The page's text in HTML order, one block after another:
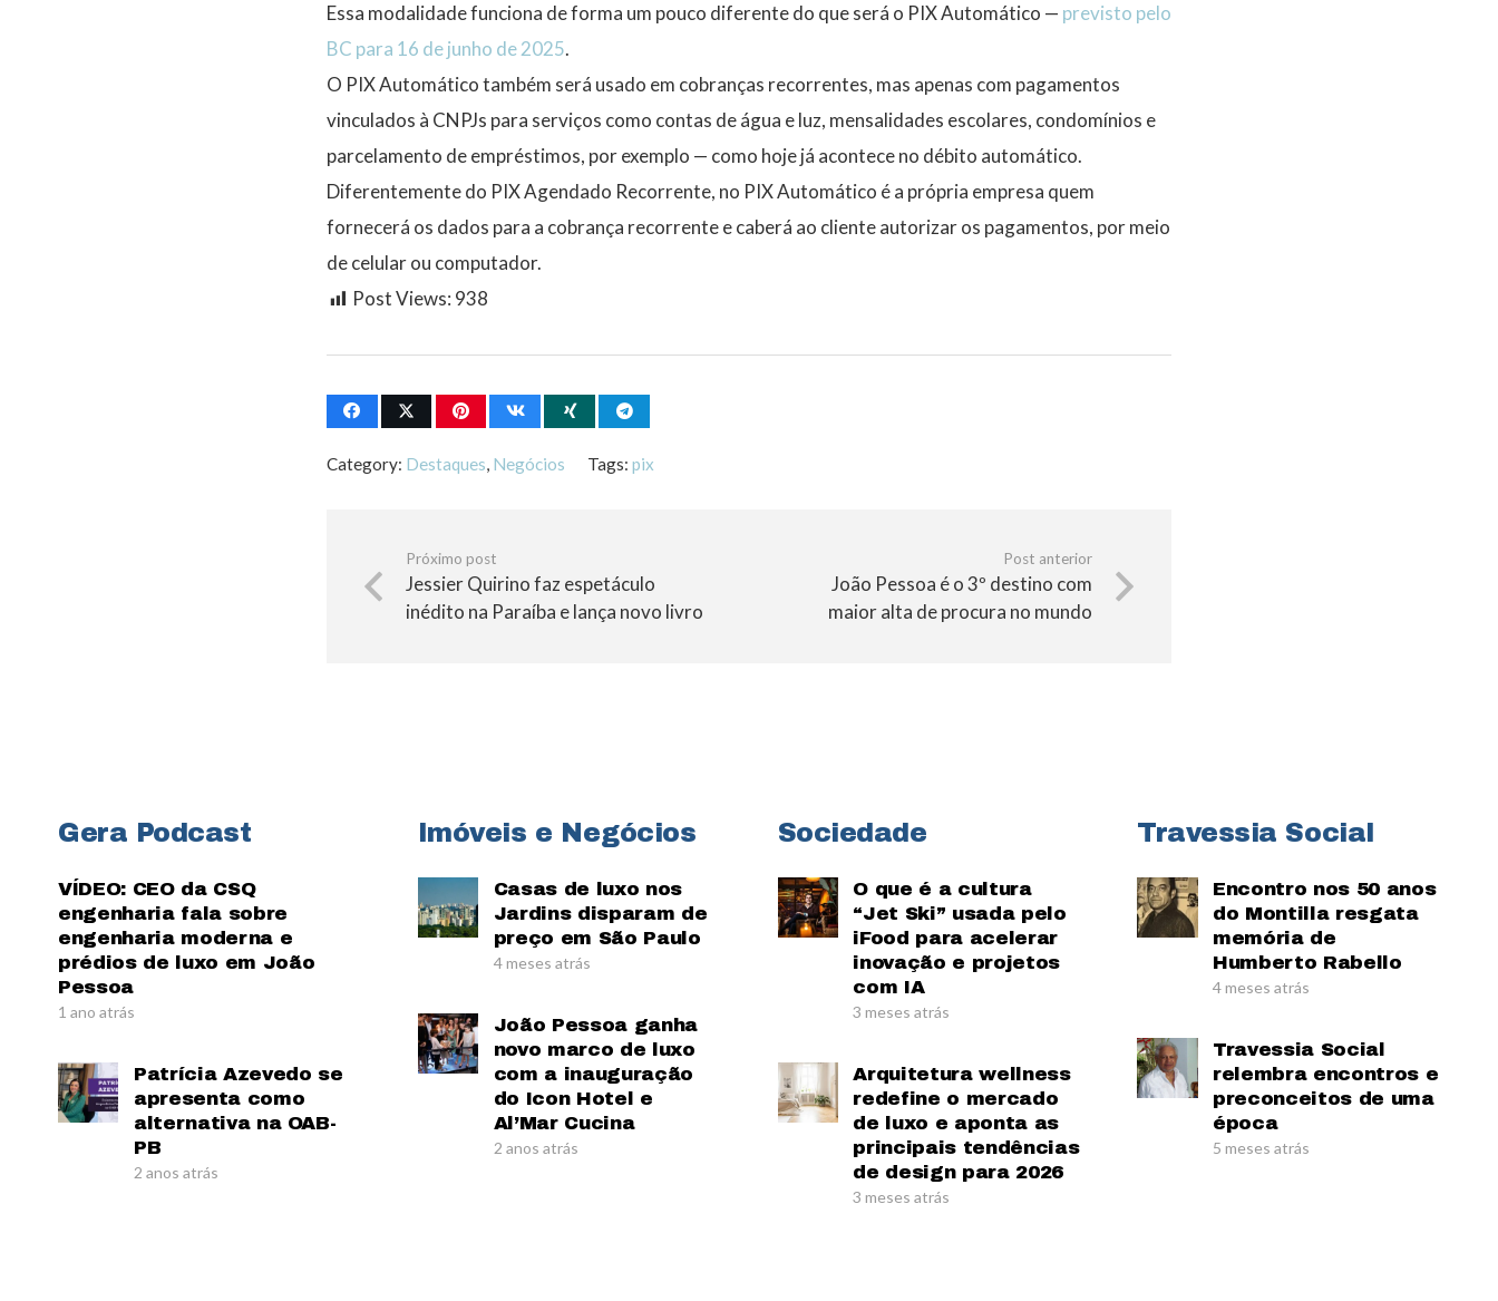
Essa modalidade funciona de forma um pouco diferente do que será o PIX Automático — previsto pelo
BC para 16 de junho de 2025.
O PIX Automático também será usado em cobranças recorrentes, mas apenas com pagamentos
vinculados à CNPJs para serviços como contas de água e luz, mensalidades escolares, condomínios e
parcelamento de empréstimos, por exemplo — como hoje já acontece no débito automático.
Diferentemente do PIX Agendado Recorrente, no PIX Automático é a própria empresa quem
fornecerá os dados para a cobrança recorrente e caberá ao cliente autorizar os pagamentos, por meio
de celular ou computador.
Post Views: 938
Category: Destaques Negócios Tags:pix
Próximo post
Jessier Quirino faz espetáculo
inédito na Paraíba e lança novo livro
Post anterior
João Pessoa é o 3º destino com
maior alta de procura no mundo
Gera Podcast
VÍDEO: CEO da CSQ
engenharia fala sobre
engenharia moderna e
prédios de luxo em João
Pessoa
1 ano atrás
Patrícia Azevedo se
apresenta como
alternativa na OAB-
PB
2 anos atrás
Imóveis e Negócios
Casas de luxo nos
Jardins disparam de
preço em São Paulo
4 meses atrás
João Pessoa ganha
novo marco de luxo
com a inauguração
do Icon Hotel e
Al’Mar Cucina
2 anos atrás
Sociedade
O que é a cultura
“Jet Ski” usada pelo
iFood para acelerar
inovação e projetos
com IA
3 meses atrás
Arquitetura wellness
redefine o mercado
de luxo e aponta as
principais tendências
de design para 2026
3 meses atrás
Travessia Social
Encontro nos 50 anos
do Montilla resgata
memória de
Humberto Rabello
4 meses atrás
Travessia Social
relembra encontros e
preconceitos de uma
época
5 meses atrás